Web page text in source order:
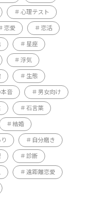
心理テスト
恋愛 恋活
星座
浮気
生態
本音 男女向け
石言葉
結婚
自分磨き
診断
遠距離恋愛